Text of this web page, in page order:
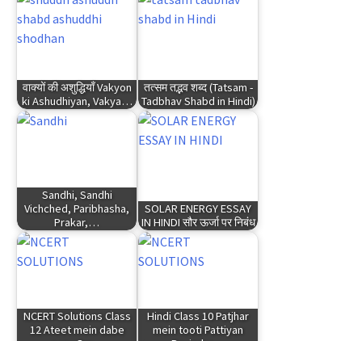
वाक्यों की अशुद्धियाँ Vakyon
ki Ashudhiyan, Vakya…
तत्सम तद्भव शब्द (Tatsam -
Tadbhav Shabd in Hindi)
Sandhi, Sandhi
Vichched, Paribhasha,
Prakar,…
SOLAR ENERGY ESSAY
IN HINDI सौर ऊर्जा पर निबंध
NCERT Solutions Class
12 Ateet mein dabe
Hindi Class 10 Patjhar
mein tooti Pattiyan